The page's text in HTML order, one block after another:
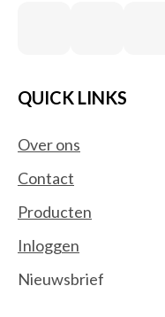
QUICK LINKS
Over ons
Contact
Producten
Inloggen
Nieuwsbrief